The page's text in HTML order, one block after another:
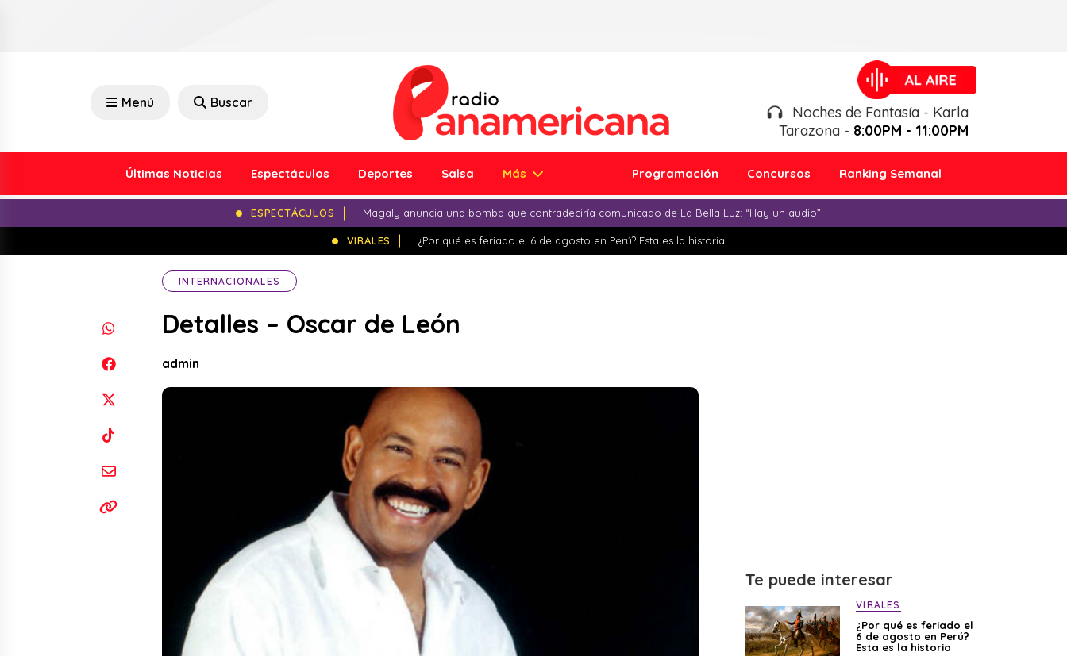
Menú Buscar
Noches de Fantasía - Karla
Tarazona - 8:00PM - 11:00PM
Últimas Noticias Espectáculos Deportes Salsa Más Programación Concursos Ranking Semanal
ESPECTÁCULOS Magaly anuncia una bomba que contradeciría comunicado de La Bella Luz: “Hay un audio”
VIRALES ¿Por qué es feriado el 6 de agosto en Perú? Esta es la historia
INTERNACIONALES
Detalles – Oscar de León
admin
Te puede interesar
VIRALES
¿Por qué es feriado el
6 de agosto en Perú?
Esta es la historia